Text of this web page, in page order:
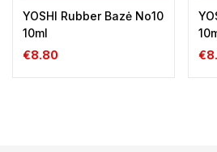
YOSHI Rubber Bazė No10
10ml
€8.80
€